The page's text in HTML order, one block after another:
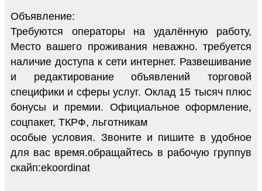
Объявление:
Требуются операторы на удалённую работу,
Место вашего проживания неважно. требуется
наличие доступа к сети интернет. Развешивание
и редактирование объявлений торговой
специфики и сферы услуг. Оклад 15 тысяч плюс
бонусы и премии. Официальное оформление,
соцпакет, ТКРФ, льготникам
особые условия. Звоните и пишите в удобное
для вас время.обращайтесь в рабочую группув
скайп:ekoordinat